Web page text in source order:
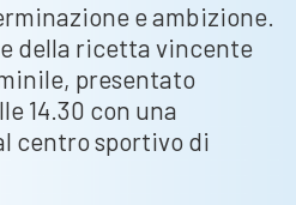
e ambizione.
della ricetta vincente
presentato
14.30 con una
centro sportivo di